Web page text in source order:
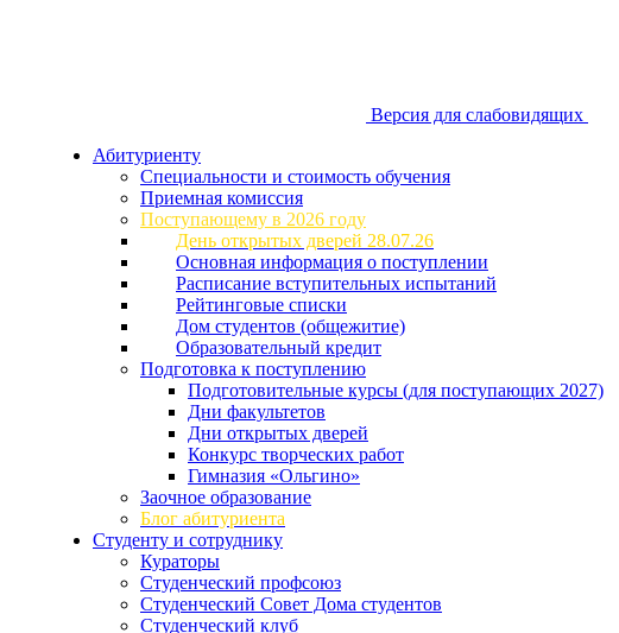
Версия для слабовидящих
Абитуриенту
Специальности и стоимость обучения
Приемная комиссия
Поступающему в 2026 году
День открытых дверей 28.07.26
Основная информация о поступлении
Расписание вступительных испытаний
Рейтинговые списки
Дом студентов (общежитие)
Образовательный кредит
Подготовка к поступлению
Подготовительные курсы (для поступающих 2027)
Дни факультетов
Дни открытых дверей
Конкурс творческих работ
Гимназия «Ольгино»
Заочное образование
Блог абитуриента
Студенту и сотруднику
Кураторы
Студенческий профсоюз
Студенческий Совет Дома студентов
Студенческий клуб